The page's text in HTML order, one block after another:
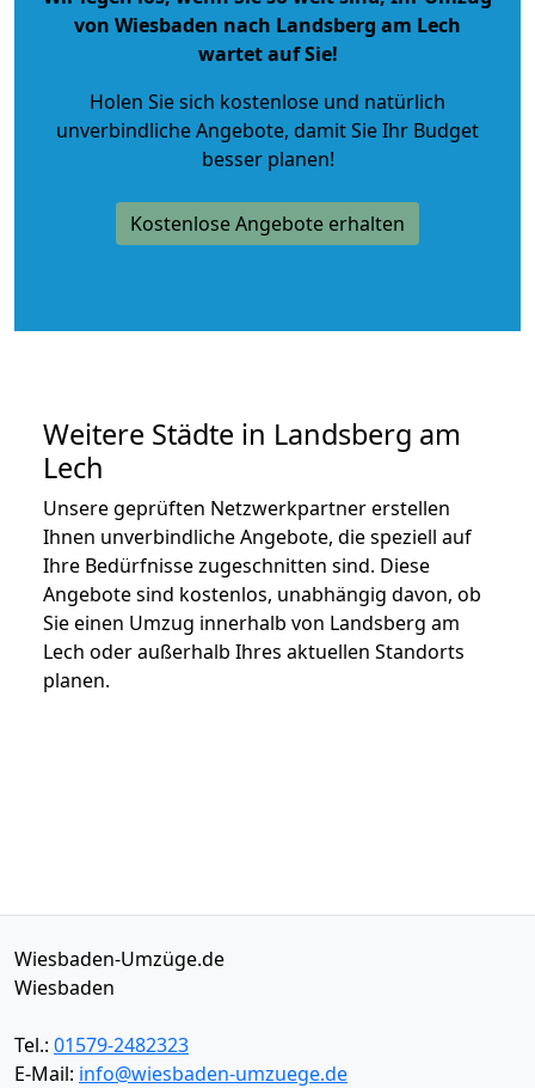
von Wiesbaden nach Landsberg am Lech
wartet auf Sie!
Holen Sie sich kostenlose und natürlich
unverbindliche Angebote, damit Sie Ihr Budget
besser planen!
Kostenlose Angebote erhalten
Weitere Städte in Landsberg am
Lech
Unsere geprüften Netzwerkpartner erstellen
Ihnen unverbindliche Angebote, die speziell auf
Ihre Bedürfnisse zugeschnitten sind. Diese
Angebote sind kostenlos, unabhängig davon, ob
Sie einen Umzug innerhalb von Landsberg am
Lech oder außerhalb Ihres aktuellen Standorts
planen.
Wiesbaden-Umzüge.de
Wiesbaden
Tel.: 01579-2482323
E-Mail: info@wiesbaden-umzuege.de